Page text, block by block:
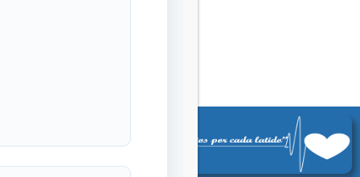
20000101-1